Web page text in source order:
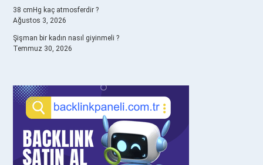
38 cmHg kaç atmosferdir ?
Ağustos 3, 2026
Şişman bir kadın nasıl giyinmeli ?
Temmuz 30, 2026